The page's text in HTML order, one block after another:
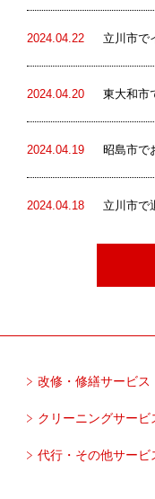
2024.04.22 立川市で
2024.04.20 東大和市
2024.04.19 昭島市で
2024.04.18 立川市で
改修・修繕サービス
クリーニングサービ
代行・その他サービ